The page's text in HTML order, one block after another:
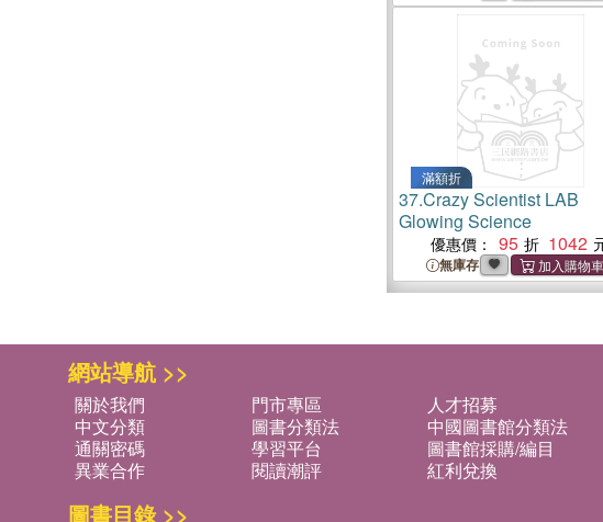
滿額折
37.Crazy Scientist LAB
Glowing Science
優惠價： 95 1042
無庫存
網站導航 >>
關於我們 門市專區 人才招募
中文分類
圖書分類法 中國圖書館分類法
通關密碼
學習平台 圖書館採購/編目
異業合作
閱讀潮評 紅利兌換
圖書目錄 >>